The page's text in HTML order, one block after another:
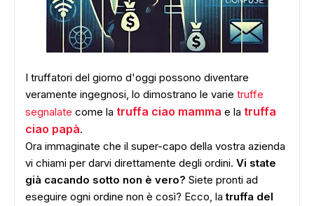
I truffatori del giorno d'oggi possono diventare
veramente ingegnosi, lo dimostrano le varie truffe
segnalate come la truffa ciao mamma e la truffa
ciao papà.
Ora immaginate che il super-capo della vostra azienda
vi chiami per darvi direttamente degli ordini. Vi state
già cacando sotto non è vero? Siete pronti ad
eseguire ogni ordine non è così? Ecco, latruffa del